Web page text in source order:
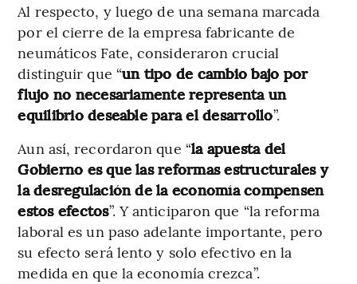
Al respecto, y luego de una semana marcada
por el cierre de la empresa fabricante de
neumáticos Fate, consideraron crucial
distinguir que “un tipo de cambio bajo por
flujo no necesariamente representa un
equilibrio deseable para el desarrollo”.
Aun así, recordaron que “la apuesta del
Gobierno es que las reformas estructurales y
la desregulación de la economía compensen
estos efectos”. Y anticiparon que “la reforma
laboral es un paso adelante importante, pero
su efecto será lento y solo efectivo en la
medida en que la economía crezca”.